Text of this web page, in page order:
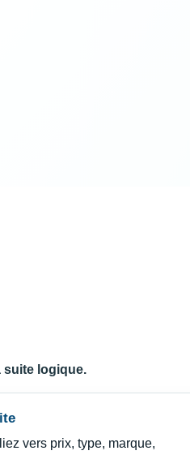
suite logique.
vers prix, type, marque,